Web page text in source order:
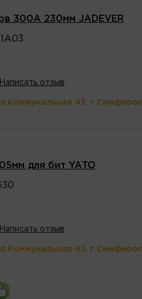
300А 230мм JADEVER
Написать отзыв
43,
для бит YATO
Написать отзыв
43,